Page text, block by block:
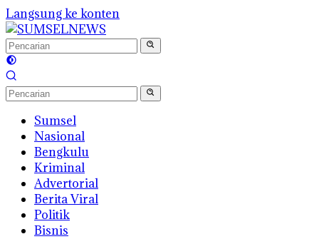
Langsung ke konten
Sumsel
Nasional
Bengkulu
Kriminal
Advertorial
Berita Viral
Politik
Bisnis